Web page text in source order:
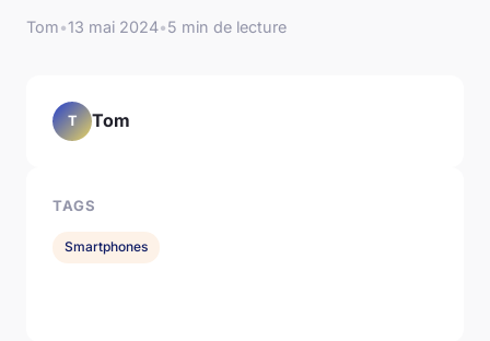
Tom•13 mai 2024•5 min de lecture
T Tom
TAGS
Smartphones